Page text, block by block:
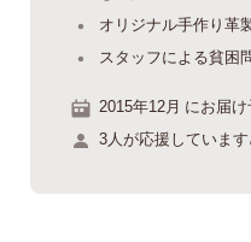
オリジナル手作り革
スタッフによる貧困
2015年12月 にお届け
3人が応援しています